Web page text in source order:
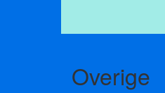
Overige